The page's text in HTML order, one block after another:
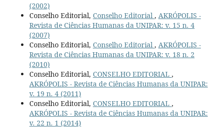
(2002)
Conselho Editorial, Conselho Editorial , AKRÓPOLIS -
Revista de Ciências Humanas da UNIPAR: v. 15 n. 4
(2007)
Conselho Editorial, Conselho Editorial , AKRÓPOLIS -
Revista de Ciências Humanas da UNIPAR: v. 18 n. 2
(2010)
Conselho Editorial, CONSELHO EDITORIAL ,
AKRÓPOLIS - Revista de Ciências Humanas da UNIPAR:
v. 19 n. 4 (2011)
Conselho Editorial, CONSELHO EDITORIAL ,
AKRÓPOLIS - Revista de Ciências Humanas da UNIPAR:
v. 22 n. 1 (2014)